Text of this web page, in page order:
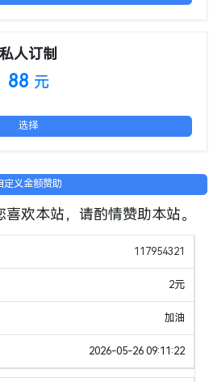
私人订制
88 元
选择
定义金额赞助
欢本站，请酌情赞助本站。
117954321
2元
加油
2026-05-26 09:11:22